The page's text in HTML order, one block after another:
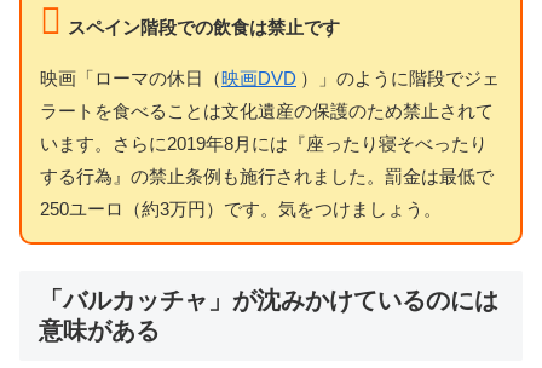
スペイン階段での飲食は禁止です
映画「ローマの休日（映画DVD ）」のように階段でジェ
ラートを食べることは文化遺産の保護のため禁止されて
います。さらに2019年8月には『座ったり寝そべったり
する行為』の禁止条例も施行されました。罰金は最低で
250ユーロ（約3万円）です。気をつけましょう。
「バルカッチャ」が沈みかけているのには
意味がある